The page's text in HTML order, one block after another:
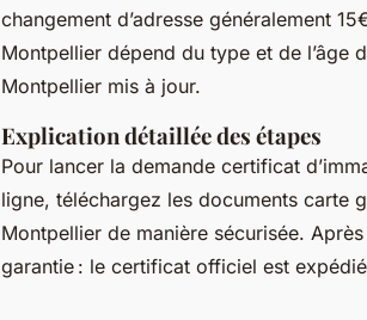
changement d’adresse généralement
Montpellier dépend du type et de l’âge
Montpellier mis à jour.
Explication détaillée des étapes
Pour lancer la demande certificat
ligne, téléchargez les documents carte
Montpellier de manière sécurisée.
garantie : le certificat officiel est